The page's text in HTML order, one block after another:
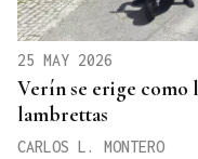
25 MAY 2026
Verín se erige como
lambrettas
CARLOS L. MONTERO